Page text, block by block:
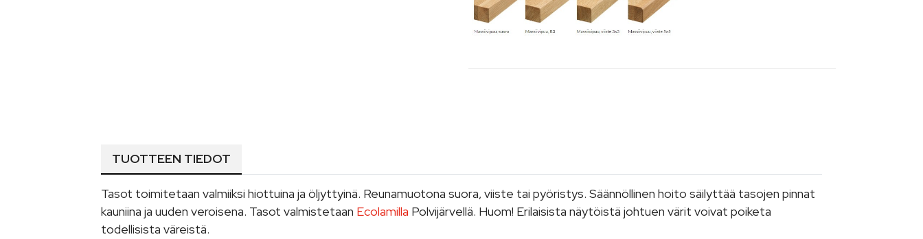
TUOTTEEN TIEDOT
Tasot toimitetaan valmiiksi hiottuina ja öljyttyinä. Reunamuotona suora, viiste tai pyöristys. Säännöllinen hoito säilyttää tasojen pinnat
kauniina ja uuden veroisena. Tasot valmistetaan Ecolamilla Polvijärvellä. Huom! Erilaisista näytöistä johtuen värit voivat poiketa
todellisista väreistä.